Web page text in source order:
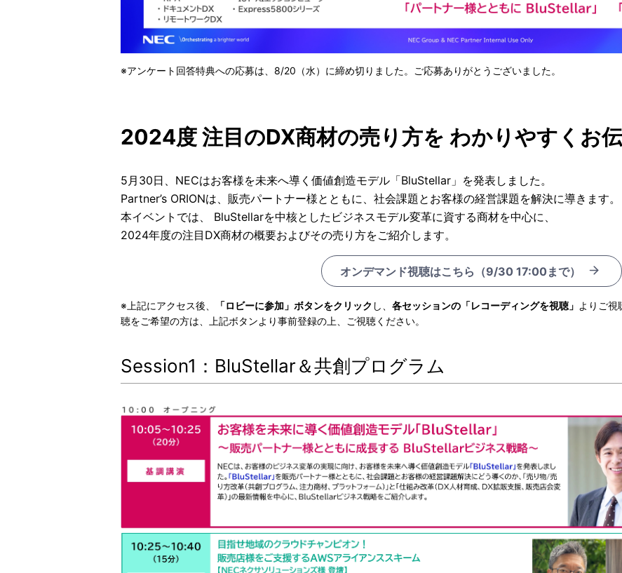
※アンケート回答特典への応募は、8/20（水）に締め切りました。ご応募ありがとうございました。
2024度 注目のDX商材の売り方を わかりやすくお
5月30日、NECはお客様を未来へ導く価値創造モデル「BluStellar」を発表しました。
Partner’s ORIONは、販売パートナー様とともに、社会課題とお客様の経営課題を解決に導きます。
本イベントでは、 BluStellarを中核としたビジネスモデル変革に資する商材を中心に、
2024年度の注目DX商材の概要およびその売り方をご紹介します。
オンデマンド視聴はこちら（9/30 17:00まで）
※上記にアクセス後、 「ロビーに参加」ボタンをクリック し、 各セッションの「レコーディングを視聴」 よりご視
聴をご希望の方は、上記ボタンより事前登録の上、ご視聴ください。
Session1：BluStellar＆共創プログラム